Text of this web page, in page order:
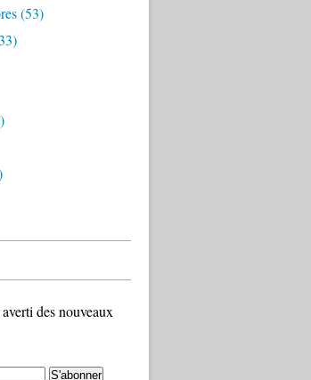
(53)
des nouveaux